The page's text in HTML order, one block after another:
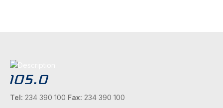
Tel: 234 390 100 Fax: 234 390 100